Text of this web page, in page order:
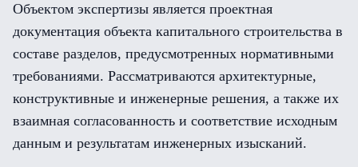
Объектом экспертизы является проектная
документация объекта капитального строительства в
составе разделов, предусмотренных нормативными
требованиями. Рассматриваются архитектурные,
конструктивные и инженерные решения, а также их
взаимная согласованность и соответствие исходным
данным и результатам инженерных изысканий.